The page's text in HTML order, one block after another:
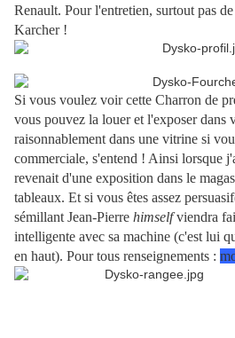
Renault. Pour l'entretien, surtout pas
Karcher !
Si vous voulez voir cette Charron de
vous pouvez la louer et l'exposer dans
raisonnablement dans une vitrine si
commerciale, s'entend ! Ainsi lorsque
revenait d'une exposition dans le
tableaux. Et si vous êtes assez
sémillant Jean-Pierre himselfviendra
intelligente avec sa machine (c'est lui
en haut). Pour tous renseignements :